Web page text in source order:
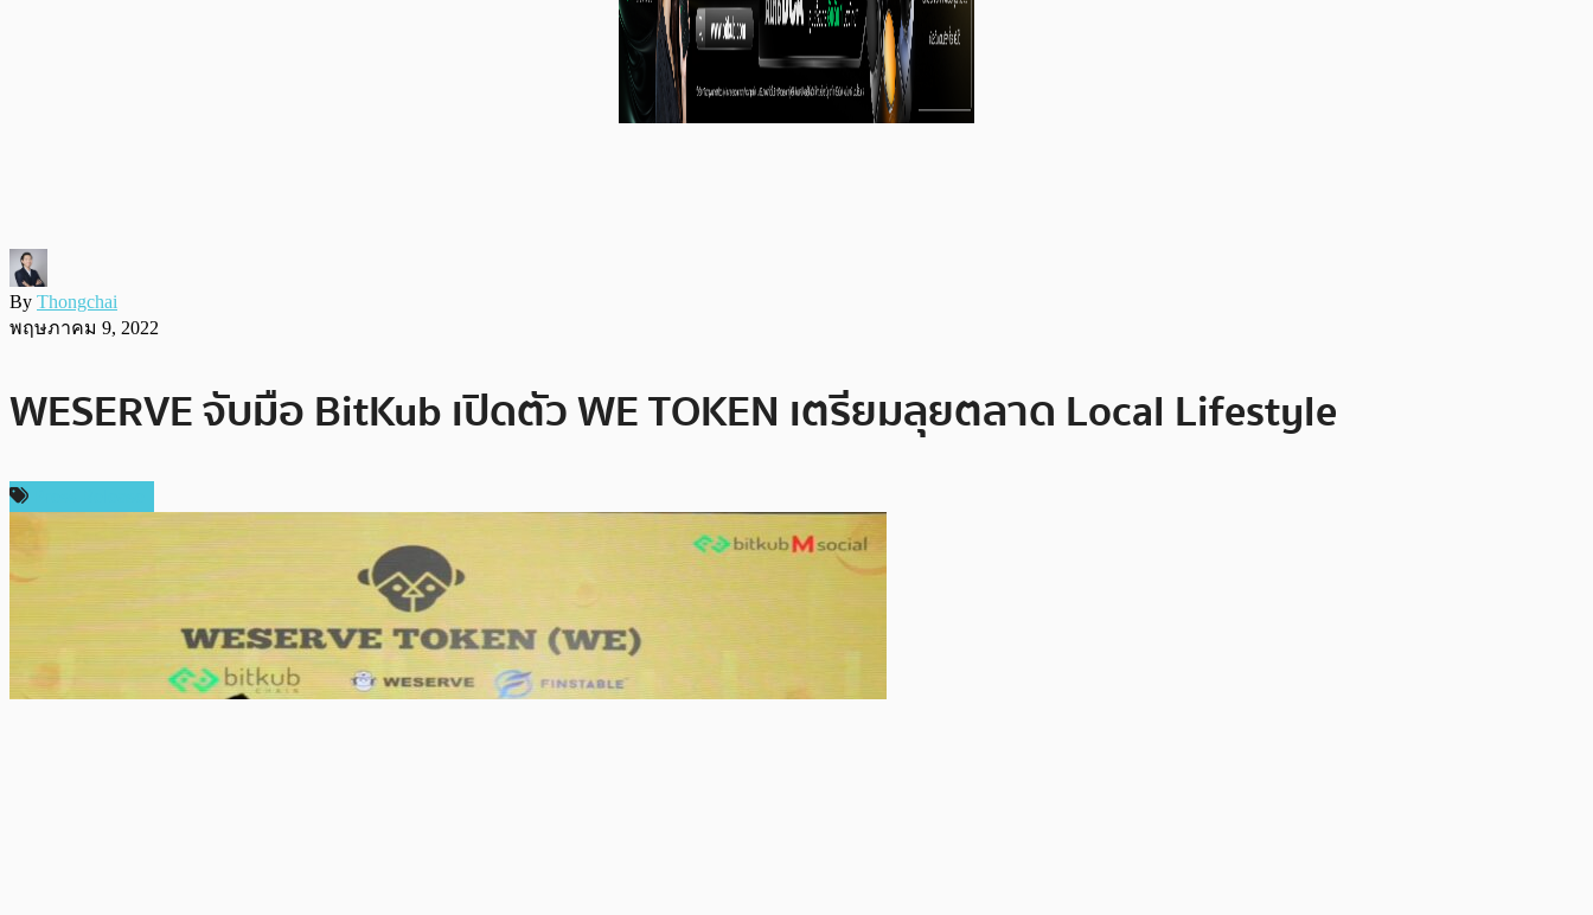
By Thongchai
พฤษภาคม 9, 2022
WESERVE จับมือ BitKub เปิดตัว WE TOKEN เตรียมลุยตลาด Local Lifestyle